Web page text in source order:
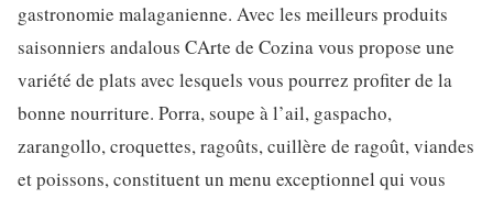
gastronomie malaganienne. Avec les meilleurs produits
saisonniers andalous CArte de Cozina vous propose une
variété de plats avec lesquels vous pourrez profiter de la
bonne nourriture. Porra, soupe à l’ail, gaspacho,
zarangollo, croquettes, ragoûts, cuillère de ragoût, viandes
et poissons, constituent un menu exceptionnel qui vous